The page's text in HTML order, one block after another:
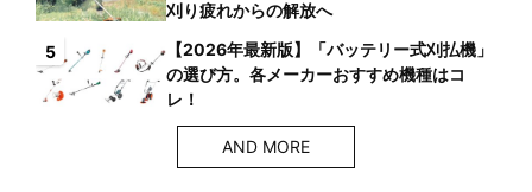
刈り疲れからの解放へ
5
【2026年最新版】「バッテリー式刈払機」
の選び方。各メーカーおすすめ機種はコ
レ！
AND MORE